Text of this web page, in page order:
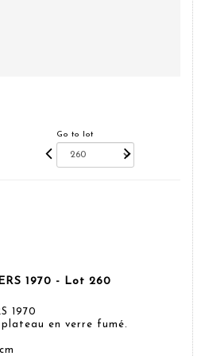
Go to lot
1970 - Lot 260
1970
en verre fumé.